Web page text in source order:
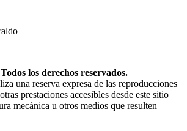
los derechos reservados.
una reserva expresa de las reproducciones
prestaciones accesibles desde este sitio
mecánica u otros medios que resulten